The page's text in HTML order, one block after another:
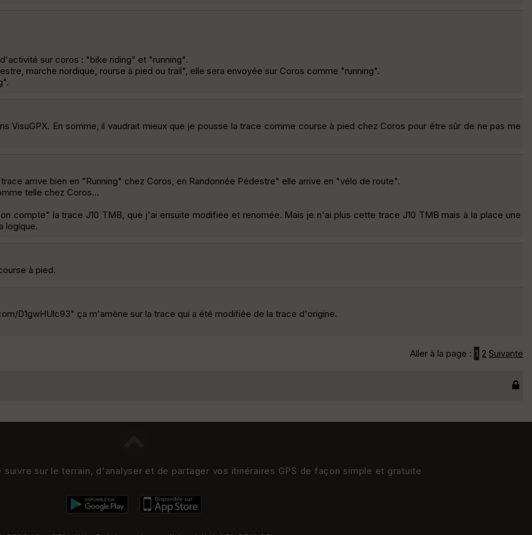
sur coros : "bike riding" et "running".
marche nordique, rourse à pied ou trail", elle sera envoyée sur Coros comme "running".
VisuGPX. En somme, il vaudrait mieux que je pousse la trace comme course à pied chez Coros pour être sûr de ne pas me
arrive bien en "Running" chez Coros, en Randonnée Pédestre" elle arrive en "vélo de route".
telle chez Coros...
compte" la trace J10 TMB, que j'ai ensuite modifiée et renomée. Mais je n'ai plus cette trace J10 TMB mais à la place une
logique.
à pied.
D1gwHUlc93" ça m'amène sur la trace qui a été modifiée de la trace d'origine.
Aller à la page : 1 2 Suivante
sur le terrain, d'analyser et de partager vos itinéraires GPS de façon simple et gratuite